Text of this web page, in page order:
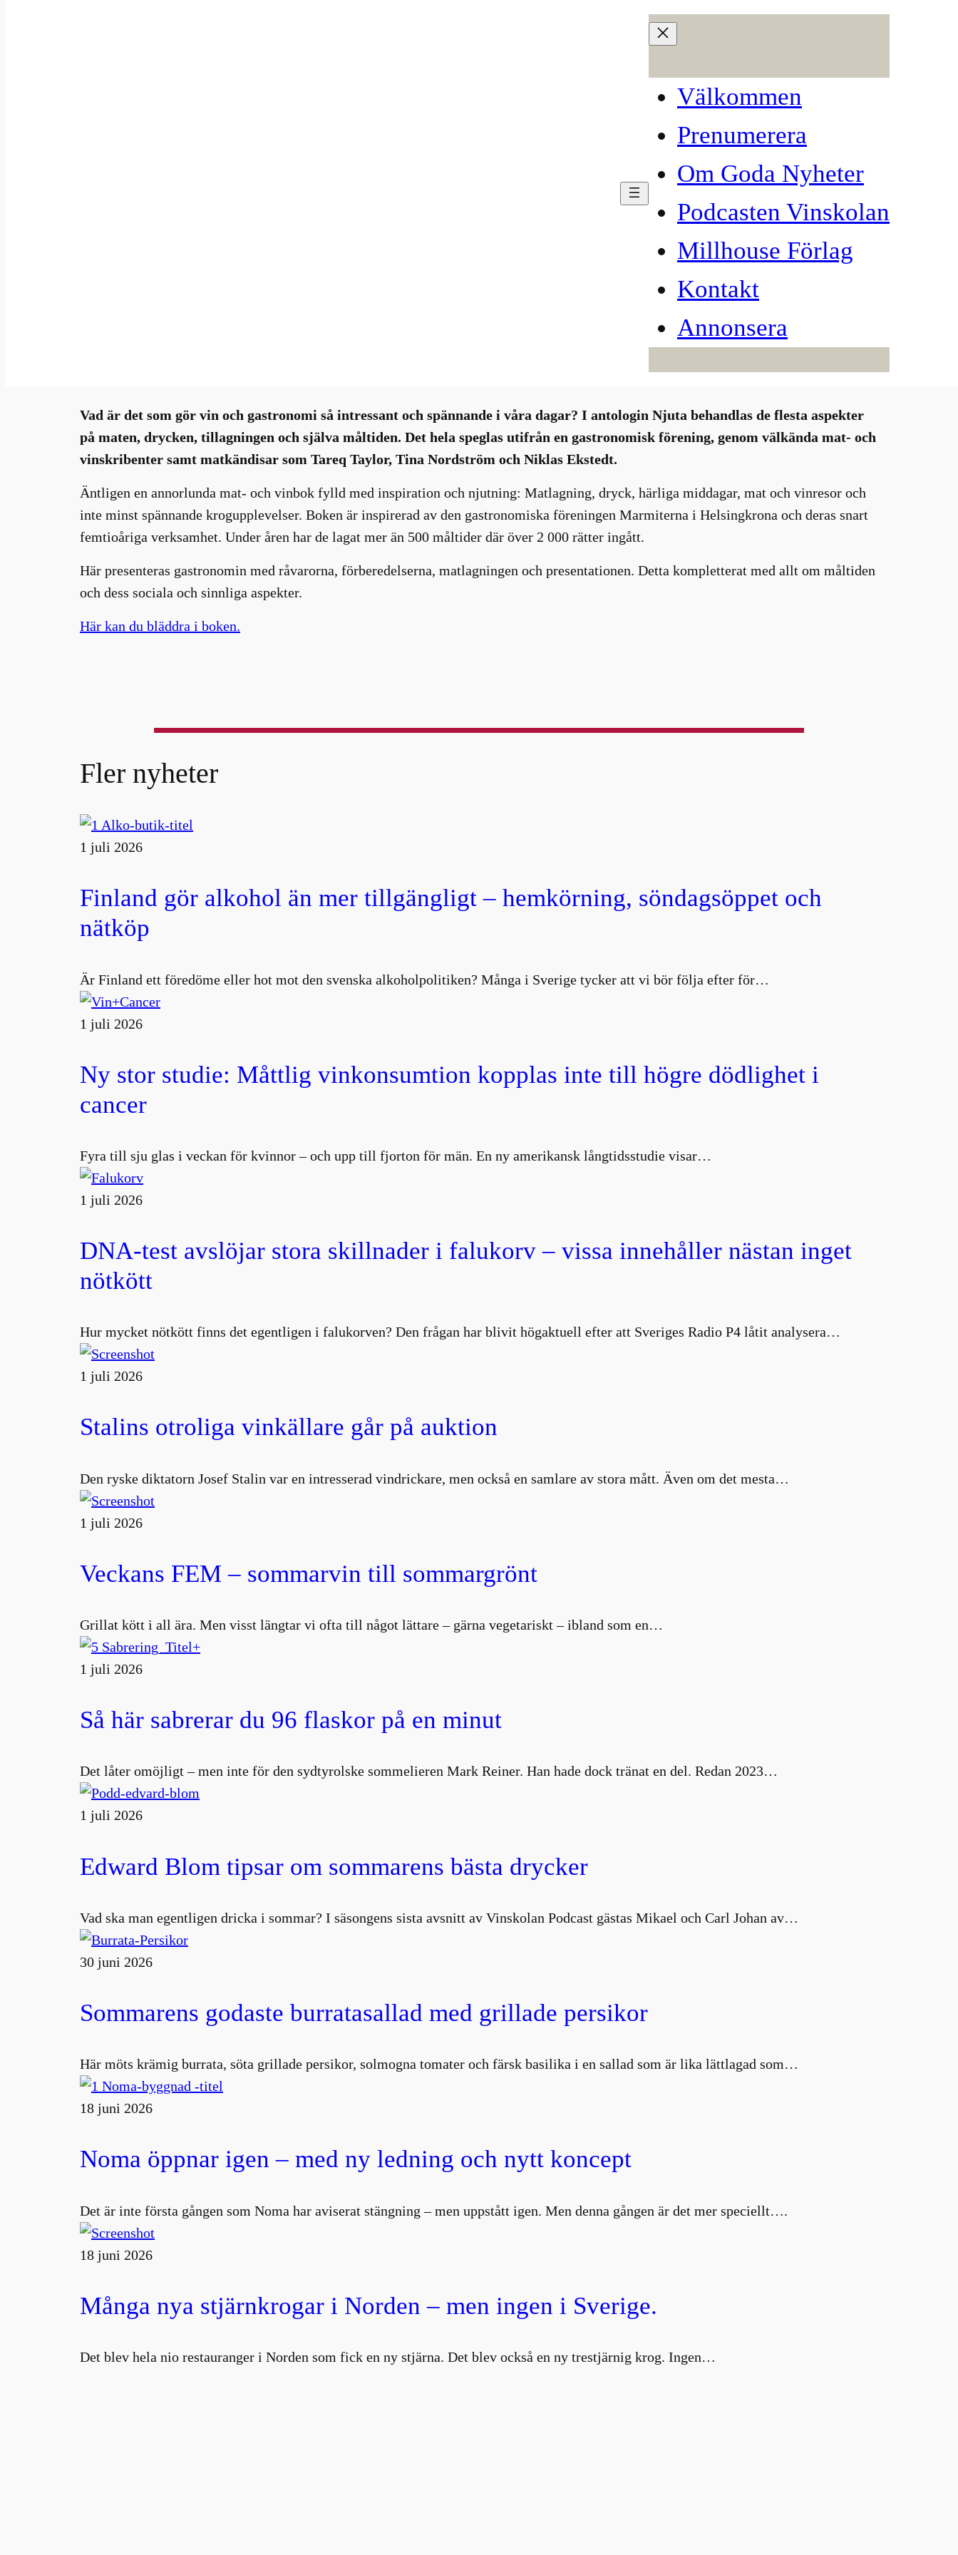
Välkommen
Prenumerera
Om Goda Nyheter
Podcasten Vinskolan
Millhouse Förlag
Kontakt
Annonsera
Vad är det som gör vin och gastronomi så intressant och spännande i våra dagar? I antologin Njuta behandlas de flesta aspekter
på maten, drycken, tillagningen och själva måltiden. Det hela speglas utifrån en gastronomisk förening, genom välkända mat- och
vinskribenter samt matkändisar som Tareq Taylor, Tina Nordström och Niklas Ekstedt.
Äntligen en annorlunda mat- och vinbok fylld med inspiration och njutning: Matlagning, dryck, härliga middagar, mat och vinresor och
inte minst spännande krogupplevelser. Boken är inspirerad av den gastronomiska föreningen Marmiterna i Helsingkrona och deras snart
femtioåriga verksamhet. Under åren har de lagat mer än 500 måltider där över 2 000 rätter ingått.
Här presenteras gastronomin med råvarorna, förberedelserna, matlagningen och presentationen. Detta kompletterat med allt om måltiden
och dess sociala och sinnliga aspekter.
Här kan du bläddra i boken.
Fler nyheter
1 juli 2026
Finland gör alkohol än mer tillgängligt – hemkörning, söndagsöppet och
nätköp
Är Finland ett föredöme eller hot mot den svenska alkoholpolitiken? Många i Sverige tycker att vi bör följa efter för…
1 juli 2026
Ny stor studie: Måttlig vinkonsumtion kopplas inte till högre dödlighet i
cancer
Fyra till sju glas i veckan för kvinnor – och upp till fjorton för män. En ny amerikansk långtidsstudie visar…
1 juli 2026
DNA-test avslöjar stora skillnader i falukorv – vissa innehåller nästan inget
nötkött
Hur mycket nötkött finns det egentligen i falukorven? Den frågan har blivit högaktuell efter att Sveriges Radio P4 låtit analysera…
1 juli 2026
Stalins otroliga vinkällare går på auktion
Den ryske diktatorn Josef Stalin var en intresserad vindrickare, men också en samlare av stora mått. Även om det mesta…
1 juli 2026
Veckans FEM – sommarvin till sommargrönt
Grillat kött i all ära. Men visst längtar vi ofta till något lättare – gärna vegetariskt – ibland som en…
1 juli 2026
Så här sabrerar du 96 flaskor på en minut
Det låter omöjligt – men inte för den sydtyrolske sommelieren Mark Reiner. Han hade dock tränat en del. Redan 2023…
1 juli 2026
Edward Blom tipsar om sommarens bästa drycker
Vad ska man egentligen dricka i sommar? I säsongens sista avsnitt av Vinskolan Podcast gästas Mikael och Carl Johan av…
30 juni 2026
Sommarens godaste burratasallad med grillade persikor
Här möts krämig burrata, söta grillade persikor, solmogna tomater och färsk basilika i en sallad som är lika lättlagad som…
18 juni 2026
Noma öppnar igen – med ny ledning och nytt koncept
Det är inte första gången som Noma har aviserat stängning – men uppstått igen. Men denna gången är det mer speciellt….
18 juni 2026
Många nya stjärnkrogar i Norden – men ingen i Sverige.
Det blev hela nio restauranger i Norden som fick en ny stjärna. Det blev också en ny trestjärnig krog. Ingen…